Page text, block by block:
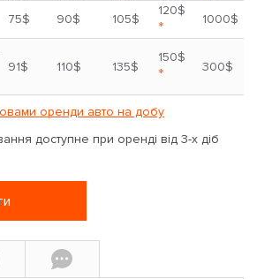
75$ 90$ 105$
120$
*
1000$
91$ 110$ 135$
150$
* 300$
оренди авто на добу
доступне при оренді від 3-х діб